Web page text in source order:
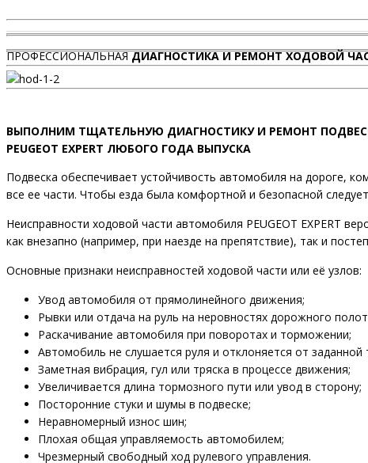
ПРОФЕССИОНАЛЬНАЯДИАГНОСТИКА И РЕМОНТ ХОДОВОЙ
ВЫПОЛНИМ ТЩАТЕЛЬНУЮ ДИАГНОСТИКУ И РЕМОНТ
PEUGEOT EXPERT ЛЮБОГО ГОДА ВЫПУСКА
Подвеска обеспечивает устойчивость автомобиля на дороге,
все ее части. Чтобы езда была комфортной и безопасной
Неисправности ходовой части автомобиля PEUGEOT EXPERT
как внезапно (например, при наезде на препятствие), так и
Основные признаки неисправностей ходовой части или её узлов:
Увод автомобиля от прямолинейного движения;
Рывки или отдача на руль на неровностях дорожного
Раскачивание автомобиля при поворотах и торможении;
Автомобиль не слушается руля и отклоняется от заданной
Заметная вибрация, гул или тряска в процессе движения;
Увеличивается длина тормозного пути или увод в сторону;
Посторонние стуки и шумы в подвеске;
Неравномерный износ шин;
Плохая общая управляемость автомобилем;
Чрезмерный свободный ход рулевого управления.